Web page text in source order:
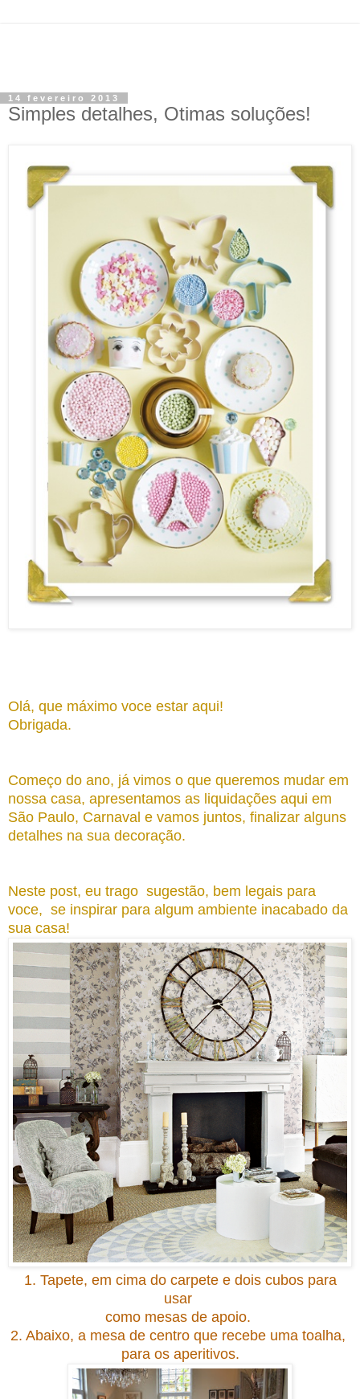
14 fevereiro 2013
Simples detalhes, Otimas soluções!
Olá, que máximo voce estar aqui!
Obrigada.
Começo do ano, já vimos o que queremos mudar em
nossa casa, apresentamos as liquidações aqui em
São Paulo, Carnaval e vamos juntos, finalizar alguns
detalhes na sua decoração.
Neste post, eu trago sugestão, bem legais para
voce, se inspirar para algum ambiente inacabado da
sua casa!
1. Tapete, em cima do carpete e doiscubos para
usar
como mesas de apoio.
2. Abaixo, a mesa de centro que recebe uma toalha,
para os aperitivos.